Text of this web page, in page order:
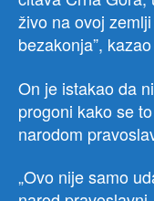
živo na ovoj
bezakonja”,
On je istakao da
progoni kako se
narodom
„Ovo nije samo